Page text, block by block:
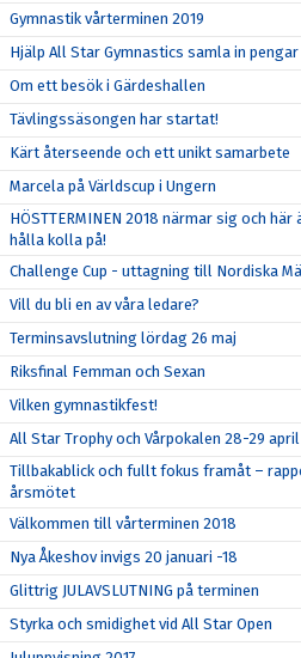
Gymnastik vårterminen 2019
Hjälp All Star Gymnastics samla in
Om ett besök i Gärdeshallen
Tävlingssäsongen har startat!
Kärt återseende och ett unikt samarbete
Marcela på Världscup i Ungern
HÖSTTERMINEN 2018 närmar sig och
hålla kolla på!
Challenge Cup - uttagning till Nordiska
Vill du bli en av våra ledare?
Terminsavslutning lördag 26 maj
Riksfinal Femman och Sexan
Vilken gymnastikfest!
All Star Trophy och Vårpokalen 28-29 april
Tillbakablick och fullt fokus framåt –
årsmötet
Välkommen till vårterminen 2018
Nya Åkeshov invigs 20 januari -18
Glittrig JULAVSLUTNING på terminen
Styrka och smidighet vid All Star Open